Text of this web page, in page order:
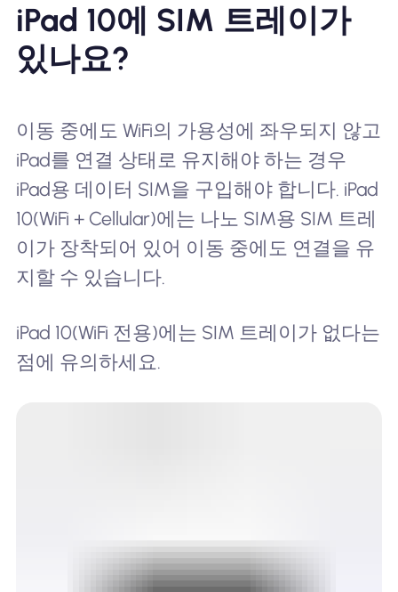
iPad 10에 SIM 트레이가
있나요?
이동 중에도 WiFi의 가용성에 좌우되지 않고
iPad를 연결 상태로 유지해야 하는 경우
iPad용 데이터 SIM을 구입해야 합니다. iPad
10(WiFi + Cellular)에는 나노 SIM용 SIM 트레
이가 장착되어 있어 이동 중에도 연결을 유
지할 수 있습니다.
iPad 10(WiFi 전용)에는 SIM 트레이가 없다는
점에 유의하세요.